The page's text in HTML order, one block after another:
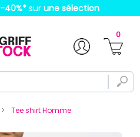
-40%* sur une sélection
0
Tee shirt Homme